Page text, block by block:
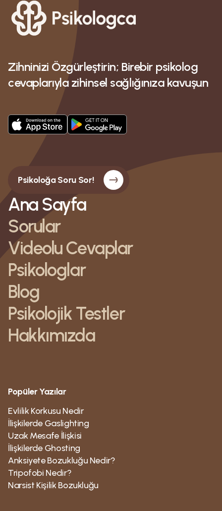
Zihninizi Özgürleştirin; Birebir psikolog
cevaplarıyla zihinsel sağlığınıza kavuşun
Psikoloğa Soru Sor!
Ana Sayfa
Sorular
Videolu Cevaplar
Psikologlar
Blog
Psikolojik Testler
Hakkımızda
Popüler Yazılar
Evlilik Korkusu Nedir
İlişkilerde Gaslighting
Uzak Mesafe İlişkisi
İlişkilerde Ghosting
Anksiyete Bozukluğu Nedir?
Tripofobi Nedir?
Narsist Kişilik Bozukluğu